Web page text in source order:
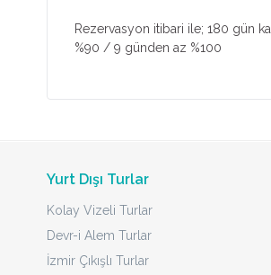
Rezervasyon itibari ile; 180 gün
%90 / 9 günden az %100
Yurt Dışı Turlar
Kolay Vizeli Turlar
Devr-i Alem Turlar
İzmir Çıkışlı Turlar